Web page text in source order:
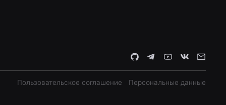
Пользовательское соглашение Персональные данные